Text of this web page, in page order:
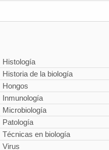
Histología
Historia de la biología
Hongos
Inmunología
Microbiología
Patología
Técnicas en biología
Virus